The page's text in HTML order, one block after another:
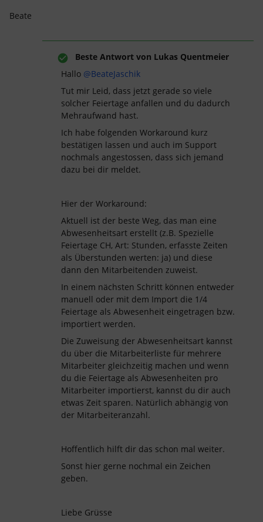
Beate
Beste Antwort von Lukas Quentmeier
Hallo ​ @BeateJaschik
Tut mir Leid, dass jetzt gerade so viele
solcher Feiertage anfallen und du dadurch
Mehraufwand hast.
Ich habe folgenden Workaround kurz
bestätigen lassen und auch im Support
nochmals angestossen, dass sich jemand
dazu bei dir meldet.
Hier der Workaround:
Aktuell ist der beste Weg, das man eine
Abwesenheitsart erstellt (z.B. Spezielle
Feiertage CH, Art: Stunden, erfasste Zeiten
als Überstunden werten: ja) und diese
dann den Mitarbeitenden zuweist.
In einem nächsten Schritt können entweder
manuell oder mit dem Import die 1/4
Feiertage als Abwesenheit eingetragen bzw.
importiert werden.
Die Zuweisung der Abwesenheitsart kannst
du über die Mitarbeiterliste für mehrere
Mitarbeiter gleichzeitig machen und wenn
du die Feiertage als Abwesenheiten pro
Mitarbeiter importierst, kannst du dir auch
etwas Zeit sparen. Natürlich abhängig von
der Mitarbeiteranzahl.
Hoffentlich hilft dir das schon mal weiter.
Sonst hier gerne nochmal ein Zeichen
geben.
Liebe Grüsse